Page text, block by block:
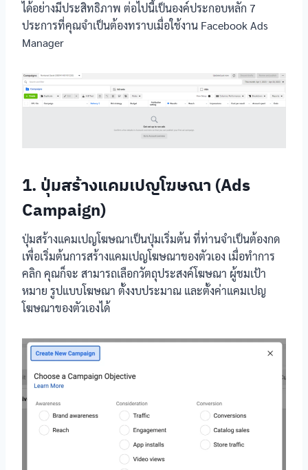
ได้อย่างมีประสิทธิภาพ ต่อไปนี้เป็นองค์ประกอบหลัก 7
ประการที่คุณจำเป็นต้องทราบเมื่อใช้งาน Facebook Ads
Manager
1. ปุ่มสร้างแคมเปญโฆษณา (Ads
Campaign)
ปุ่มสร้างแคมเปญโฆษณาเป็นปุ่มเริ่มต้น ที่ท่านจำเป็นต้องกด
เพื่อเริ่มต้นการสร้างแคมเปญโฆษณาของตัวเอง เมื่อทำการ
คลิก คุณก็จะ สามารถเลือกวัตถุประสงค์โฆษณา ผู้ชมเป้า
หมาย รูปแบบโฆษณา ตั้งงบประมาณ และตั้งค่าแคมเปญ
โฆษณาของตัวเองได้